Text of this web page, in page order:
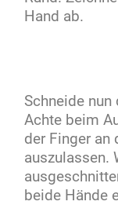
Hand ab.
Schneide
Achte beim
der Finger an
auszulassen.
beide Hände